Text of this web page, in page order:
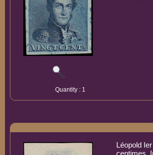
Quantity : 1
Léopold
centimes.